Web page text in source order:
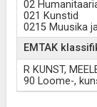
02
021 Kunstid
0215 Muusika
EMTAK
R KUNST,
90 Loome-,